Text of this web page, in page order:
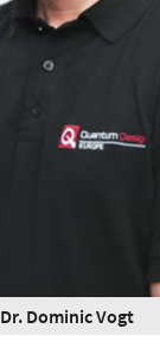
Dr. Dominic Vogt